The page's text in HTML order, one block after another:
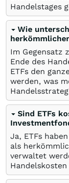
Handelstages
Wie
Im Gegensatz
Ende des
ETFs den
werden, was
Sind ETFs
Ja, ETFs
als
verwaltet